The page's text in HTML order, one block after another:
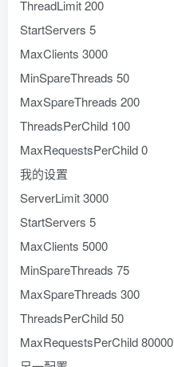
ThreadLimit 200
StartServers 5
MaxClients 3000
MinSpareThreads 50
MaxSpareThreads 200
ThreadsPerChild 100
MaxRequestsPerChild 0
我的设置
ServerLimit 3000
StartServers 5
MaxClients 5000
MinSpareThreads 75
MaxSpareThreads 300
ThreadsPerChild 50
MaxRequestsPerChild 80000